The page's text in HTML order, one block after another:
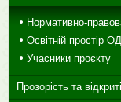
Нормативно-
Освітній простір
Учасники проєкту
Прозорість та